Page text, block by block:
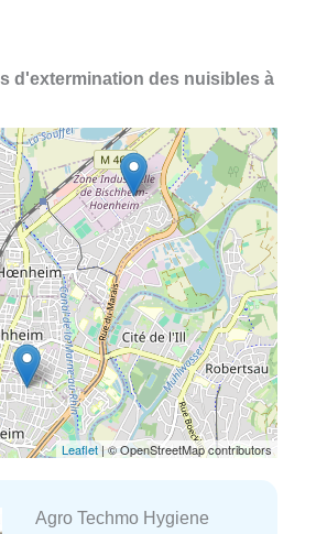
d'extermination des nuisibles à
Leaflet| © OpenStreetMap contributors
Agro Techmo Hygiene